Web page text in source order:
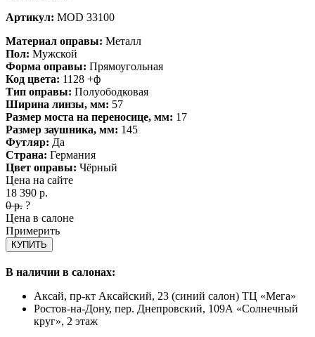
Артикул: MOD 33100
Материал оправы: Металл
Пол: Мужской
Форма оправы: Прямоугольная
Код цвета: 1128 +ф
Тип оправы: Полуободковая
Ширина линзы, мм: 57
Размер моста на переносице, мм: 17
Размер заушника, мм: 145
Футляр: Да
Страна: Германия
Цвет оправы: Чёрный
Цена на сайте
18 390 р.
0р. ?
Цена в салоне
Примерить
КУПИТЬ
В наличии в салонах:
Аксай, пр-кт Аксайский, 23 (синий салон) ТЦ «Мега»
Ростов-на-Дону, пер. Днепровский, 109А «Солнечный
круг», 2 этаж